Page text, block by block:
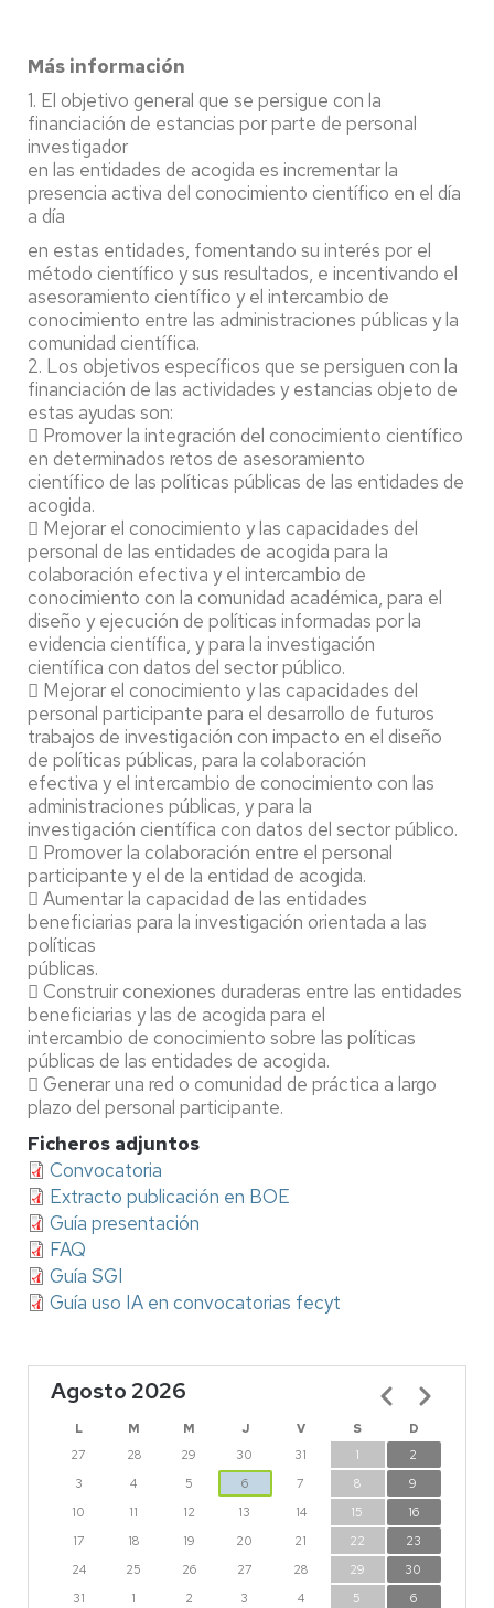
Más información
1. El objetivo general que se persigue con la
financiación de estancias por parte de personal
investigador
en las entidades de acogida es incrementar la
presencia activa del conocimiento científico en el día
a día
en estas entidades, fomentando su interés por el
método científico y sus resultados, e incentivando el
asesoramiento científico y el intercambio de
conocimiento entre las administraciones públicas y la
comunidad científica.
2. Los objetivos específicos que se persiguen con la
financiación de las actividades y estancias objeto de
estas ayudas son:
 Promover la integración del conocimiento científico
en determinados retos de asesoramiento
científico de las políticas públicas de las entidades de
acogida.
 Mejorar el conocimiento y las capacidades del
personal de las entidades de acogida para la
colaboración efectiva y el intercambio de
conocimiento con la comunidad académica, para el
diseño y ejecución de políticas informadas por la
evidencia científica, y para la investigación
científica con datos del sector público.
 Mejorar el conocimiento y las capacidades del
personal participante para el desarrollo de futuros
trabajos de investigación con impacto en el diseño
de políticas públicas, para la colaboración
efectiva y el intercambio de conocimiento con las
administraciones públicas, y para la
investigación científica con datos del sector público.
 Promover la colaboración entre el personal
participante y el de la entidad de acogida.
 Aumentar la capacidad de las entidades
beneficiarias para la investigación orientada a las
políticas
públicas.
 Construir conexiones duraderas entre las entidades
beneficiarias y las de acogida para el
intercambio de conocimiento sobre las políticas
públicas de las entidades de acogida.
 Generar una red o comunidad de práctica a largo
plazo del personal participante.
Ficheros adjuntos
Convocatoria
Extracto publicación en BOE
Guía presentación
FAQ
Guía SGI
Guía uso IA en convocatorias fecyt
Agosto 2026
L M M J V S
D
27
28 29 30 31 1
2
3
4 5 6 7 8
9
10
11 12 13 14 15
16
17
18 19 20 21 22
23
24
25 26 27 28 29
30
31
1 2 3 4 5 6
Paginación